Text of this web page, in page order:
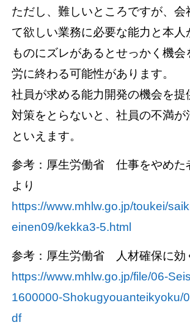
ただし、難しいところですが、会
て欲しい業務に必要な能力と本人
ものにズレがあるとせっかく機会
労に終わる可能性があります。
社員が求める能力開発の機会を提
対策をとらないと、社員の不満が
といえます。
参考：厚生労働省 仕事をやめた
より
https://www.mhlw.go.jp/toukei/
einen09/kekka3-5.html
参考：厚生労働省 人材確保に効
https://www.mhlw.go.jp/file/06-
1600000-Shokugyouanteikyoku/
df